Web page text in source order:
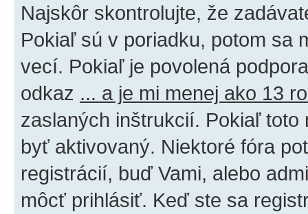
Najskôr skontrolujte, že
Pokiaľ sú v poriadku, potom sa
vecí. Pokiaľ je povolená
odkaz ... a je mi menej ako 13
zaslaných inštrukcií. Pokiaľ
byť aktivovaný. Niektoré fóra
registrácií, buď Vami, alebo
môcť prihlásiť. Keď ste sa